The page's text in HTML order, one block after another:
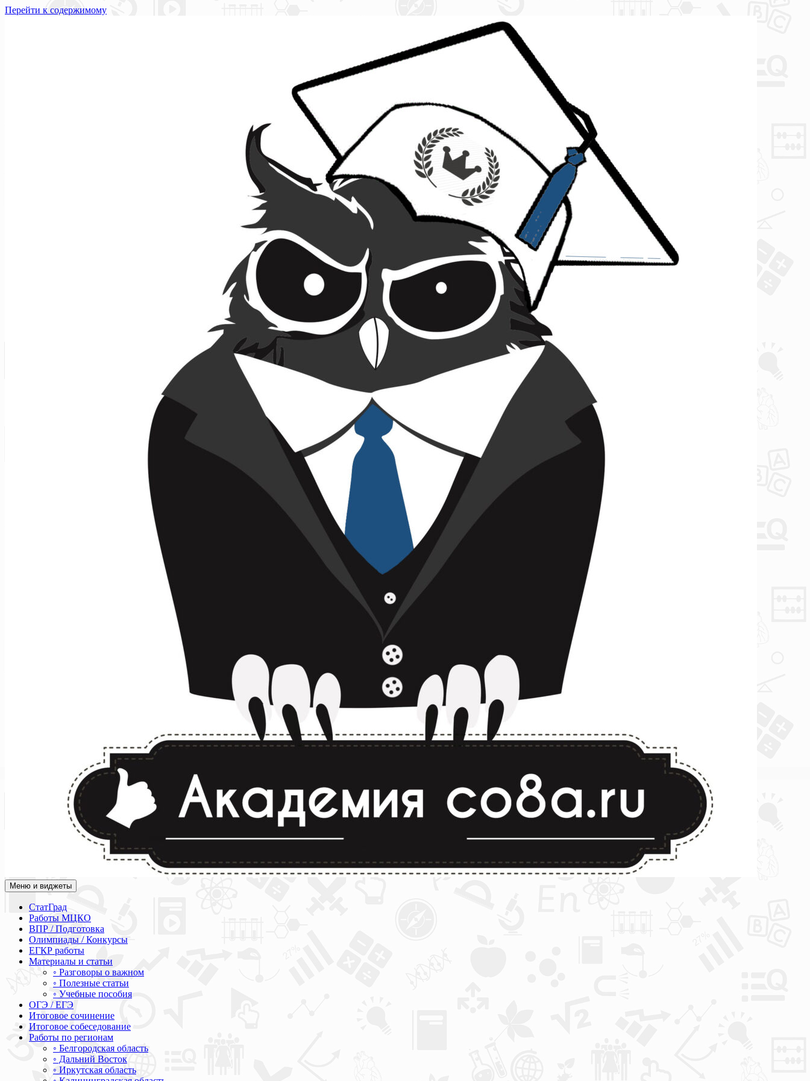
Перейти к содержимому
Академия СОВА
Подготовка к ЕГЭ, ОГЭ, ВПР, МЦКО, СтатГрад, КДР, ВОШ, олимпиады и конкурсы
Меню и виджеты
СтатГрад
Работы МЦКО
ВПР / Подготовка
Олимпиады / Конкурсы
ЕГКР работы
Материалы и статьи
◦ Разговоры о важном
◦ Полезные статьи
◦ Учебные пособия
ОГЭ / ЕГЭ
Итоговое сочинение
Итоговое собеседование
Работы по регионам
◦ Белгородская область
◦ Дальний Восток
◦ Иркутская область